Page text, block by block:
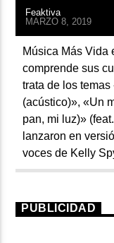
Feaktiva
MARZO 8, 2019
Música Más Vida
comprende sus
trata de los
(acústico)», «Un
pan, mi luz)»
lanzaron en
voces de Kelly
PUBLICIDAD